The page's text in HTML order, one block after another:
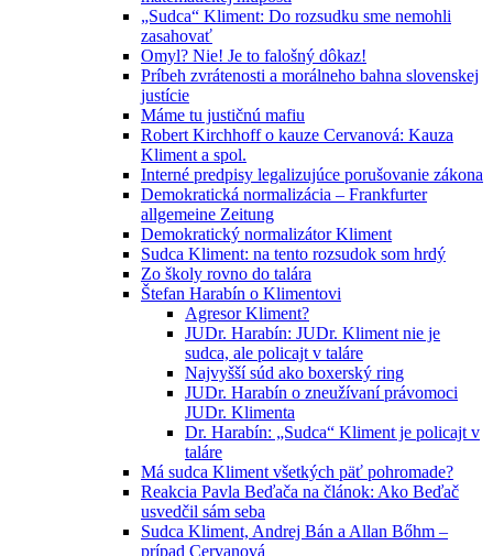
„Sudca“ Kliment: Do rozsudku sme nemohli
zasahovať
Omyl? Nie! Je to falošný dôkaz!
Príbeh zvrátenosti a morálneho bahna slovenskej
justície
Máme tu justičnú mafiu
Robert Kirchhoff o kauze Cervanová: Kauza
Kliment a spol.
Interné predpisy legalizujúce porušovanie zákona
Demokratická normalizácia – Frankfurter
allgemeine Zeitung
Demokratický normalizátor Kliment
Sudca Kliment: na tento rozsudok som hrdý
Zo školy rovno do talára
Štefan Harabín o Klimentovi
Agresor Kliment?
JUDr. Harabín: JUDr. Kliment nie je
sudca, ale policajt v taláre
Najvyšší súd ako boxerský ring
JUDr. Harabín o zneužívaní právomoci
JUDr. Klimenta
Dr. Harabín: „Sudca“ Kliment je policajt v
taláre
Má sudca Kliment všetkých päť pohromade?
Reakcia Pavla Beďača na článok: Ako Beďač
usvedčil sám seba
Sudca Kliment, Andrej Bán a Allan Bőhm –
prípad Cervanová